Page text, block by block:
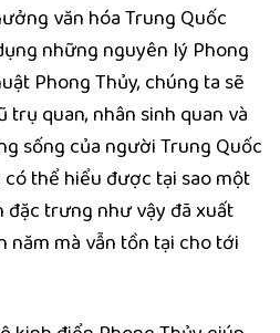
văn hóa Trung Quốc
những nguyên lý Phong
Phong Thủy, chúng ta sẽ
quan, nhân sinh quan và
sống của người Trung Quốc
có thể hiểu được tại sao một
trưng như vậy đã xuất
năm mà vẫn tồn tại cho tới